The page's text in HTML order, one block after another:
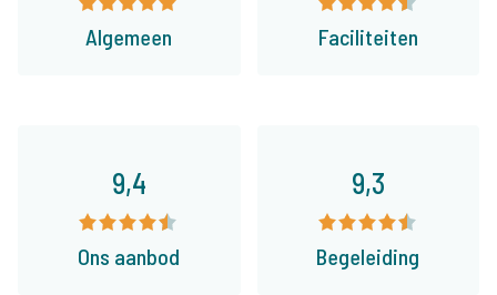
Algemeen Faciliteiten
9,4
Ons aanbod
9,3
Begeleiding